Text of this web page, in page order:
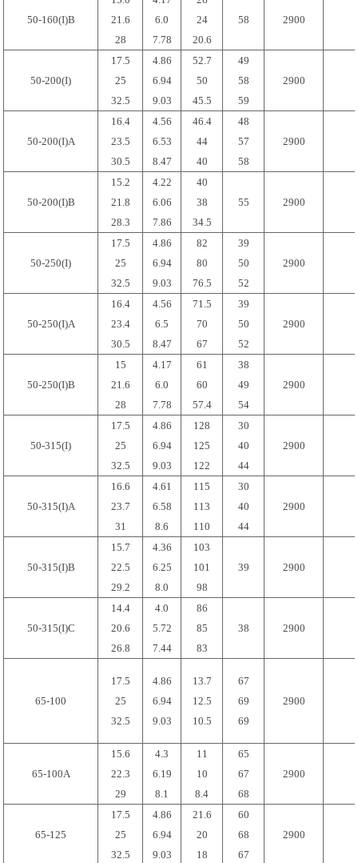
50-160(I)B
21.6
28
6.0
7.78
24
20.6
58 2900
50-200(I)
17.5
25
32.5
4.86
6.94
9.03
52.7
50
45.5
49
58
59
2900
50-200(I)A
16.4
23.5
30.5
4.56
6.53
8.47
46.4
44
40
48
57
58
2900
50-200(I)B
15.2
21.8
28.3
4.22
6.06
7.86
40
38
34.5
55 2900
50-250(I)
17.5
25
32.5
4.86
6.94
9.03
82
80
76.5
39
50
52
2900
50-250(I)A
16.4
23.4
30.5
4.56
6.5
8.47
71.5
70
67
39
50
52
2900
50-250(I)B
15
21.6
28
4.17
6.0
7.78
61
60
57.4
38
49
54
2900
50-315(I)
17.5
25
32.5
4.86
6.94
9.03
128
125
122
30
40
44
2900
50-315(I)A
16.6
23.7
31
4.61
6.58
8.6
115
113
110
30
40
44
2900
50-315(I)B
15.7
22.5
29.2
4.36
6.25
8.0
103
101
98
39 2900
50-315(I)C
14.4
20.6
26.8
4.0
5.72
7.44
86
85
83
38 2900
65-100
17.5
25
32.5
4.86
6.94
9.03
13.7
12.5
10.5
67
69
69
2900
65-100A
15.6
22.3
29
4.3
6.19
8.1
11
10
8.4
65
67
68
2900
65-125
17.5
25
32.5
4.86
6.94
9.03
21.6
20
18
60
68
67
2900